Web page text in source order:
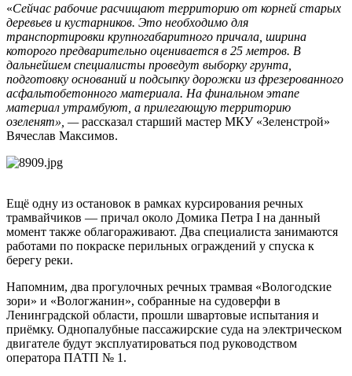
«Сейчас рабочие расчищают территорию от корней старых
деревьев и кустарников. Это необходимо для
транспортировки крупногабаритного причала, ширина
которого предварительно оценивается в 25 метров. В
дальнейшем специалисты проведут выборку грунта,
подготовку оснований и подсыпку дорожки из фрезерованного
асфальтобетонного материала. На финальном этапе
материал утрамбуют, а прилегающую территорию
озеленят», —рассказал старший мастер МКУ «Зеленстрой»
Вячеслав Максимов.
Ещё одну из остановок в рамках курсирования речных
трамвайчиков — причал около Домика Петра I на данный
момент также облагораживают. Два специалиста занимаются
работами по покраске перильных ограждений у спуска к
берегу реки.
Напомним, два прогулочных речных трамвая «Вологодские
зори» и «Вологжанин», собранные на судоверфи в
Ленинградской области, прошли швартовые испытания и
приёмку. Однопалубные пассажирские суда на электрическом
двигателе будут эксплуатироваться под руководством
оператора ПАТП № 1.